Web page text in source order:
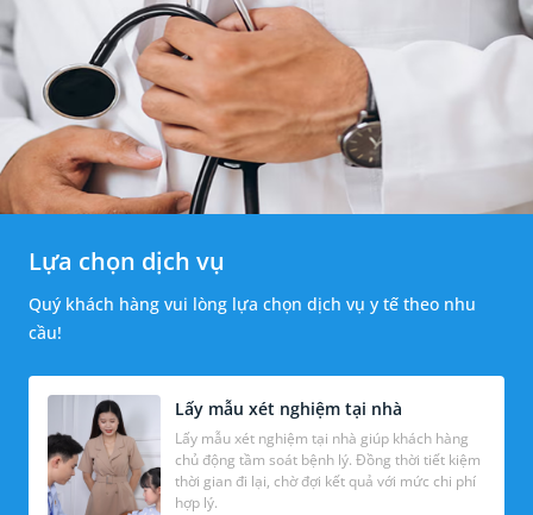
Lựa chọn dịch vụ
Quý khách hàng vui lòng lựa chọn dịch vụ y tế theo nhu
cầu!
Lấy mẫu xét nghiệm tại nhà
Lấy mẫu xét nghiệm tại nhà giúp khách hàng
chủ động tầm soát bệnh lý. Đồng thời tiết kiệm
thời gian đi lại, chờ đợi kết quả với mức chi phí
hợp lý.